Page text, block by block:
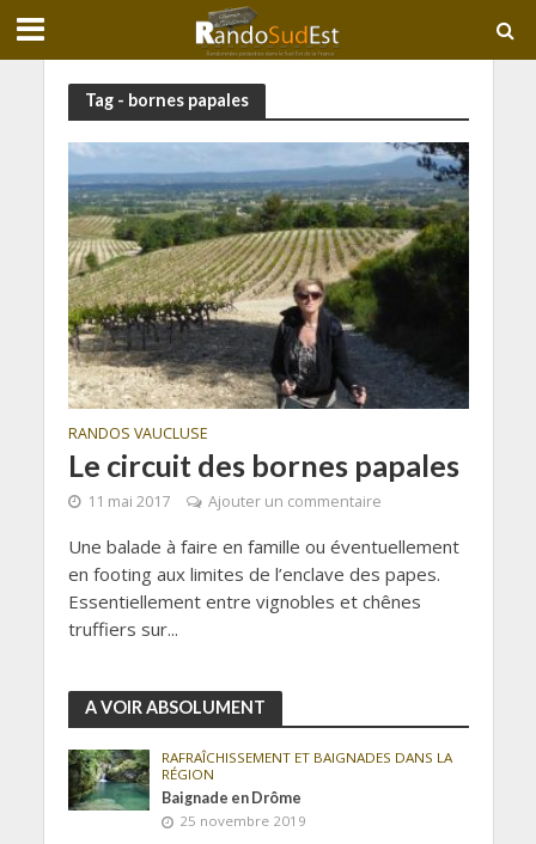
Tag - bornes papales
RANDOS VAUCLUSE
Le circuit des bornes papales
11 mai 2017 Ajouter un commentaire
Une balade à faire en famille ou éventuellement
en footing aux limites de l’enclave des papes.
Essentiellement entre vignobles et chênes
truffiers sur...
A VOIR ABSOLUMENT
RAFRAÎCHISSEMENT ET BAIGNADES DANS LA
RÉGION
Baignade en Drôme
25 novembre 2019